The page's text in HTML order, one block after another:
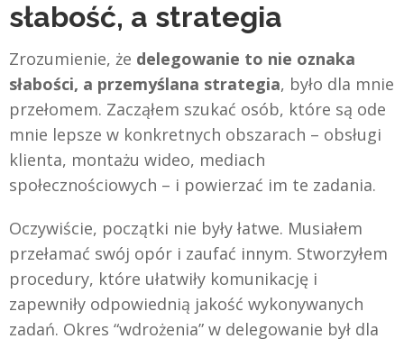
słabość, a strategia
Zrozumienie, że delegowanie to nie oznaka
słabości, a przemyślana strategia, było dla mnie
przełomem. Zacząłem szukać osób, które są ode
mnie lepsze w konkretnych obszarach – obsługi
klienta, montażu wideo, mediach
społecznościowych – i powierzać im te zadania.
Oczywiście, początki nie były łatwe. Musiałem
przełamać swój opór i zaufać innym. Stworzyłem
procedury, które ułatwiły komunikację i
zapewniły odpowiednią jakość wykonywanych
zadań. Okres “wdrożenia” w delegowanie był dla